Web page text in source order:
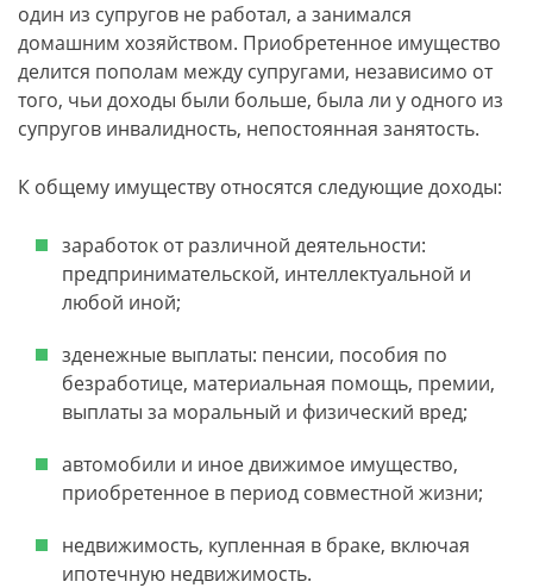
один из супругов не работал, а занимался
домашним хозяйством. Приобретенное имущество
делится пополам между супругами, независимо от
того, чьи доходы были больше, была ли у одного из
супругов инвалидность, непостоянная занятость.
К общему имуществу относятся следующие доходы:
заработок от различной деятельности:
предпринимательской, интеллектуальной и
любой иной;
зденежные выплаты: пенсии, пособия по
безработице, материальная помощь, премии,
выплаты за моральный и физический вред;
автомобили и иное движимое имущество,
приобретенное в период совместной жизни;
недвижимость, купленная в браке, включая
ипотечную недвижимость.